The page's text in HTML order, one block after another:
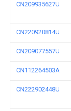
CN209935627U
CN220920814U
CN209077557U
CN112264503A
CN222902448U